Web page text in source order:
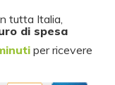
tutta Italia,
di spesa
per ricevere